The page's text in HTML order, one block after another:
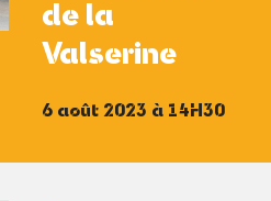
de la
Valserine
6 août 2023 à 14H30